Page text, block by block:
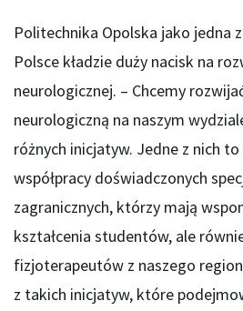
Politechnika Opolska jako jedna
Polsce kładzie duży nacisk na
neurologicznej. – Chcemy
neurologiczną na naszym
różnych inicjatyw. Jedne z nich
współpracy doświadczonych
zagranicznych, którzy mają
kształcenia studentów, ale
fizjoterapeutów z naszego
z takich inicjatyw, które